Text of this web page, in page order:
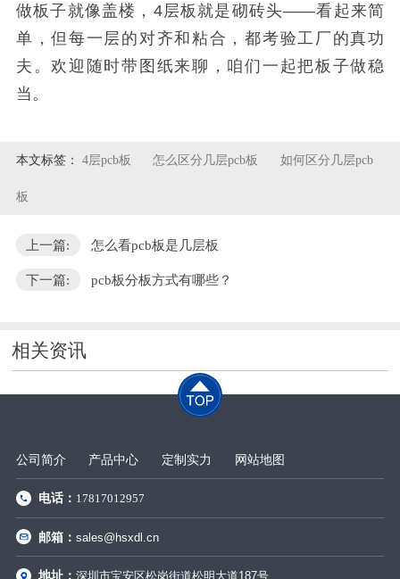
做板子就像盖楼，4层板就是砌砖头——看起来简
单，但每一层的对齐和粘合，都考验工厂的真功
夫。欢迎随时带图纸来聊，咱们一起把板子做稳
当。
本文标签： 4层pcb板 怎么区分几层pcb板 如何区分几层pcb
板
上一篇: 怎么看pcb板是几层板
下一篇: pcb板分板方式有哪些？
相关资讯
公司简介 产品中心 定制实力 网站地图
电话： 17817012957
邮箱：sales@hsxdl.cn
地址：深圳市宝安区松岗街道松明大道187号